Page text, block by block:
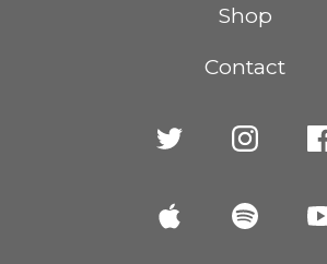
Shop
Contact